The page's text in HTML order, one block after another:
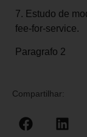
7. Estudo de
fee-for-service.
Paragrafo 2
Compartilhar: